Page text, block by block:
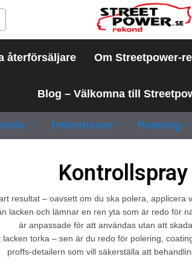
återförsäljare Om Streetpower-
Blog – Välkomna till
Polertrissor Polering
Kontrollspray
resultat – oavsett om du ska polera,
lacken och lämnar en ren yta som är redo för
är anpassade för att användas utan att
torka – sen är du redo för polering,
proffs-detailern som vill säkerställa att